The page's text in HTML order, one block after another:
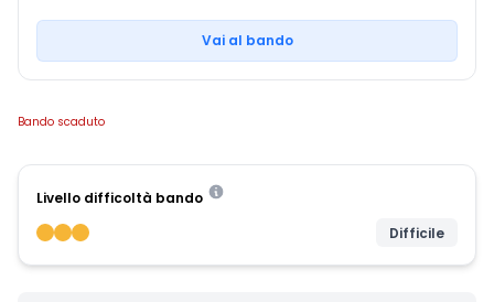
Vai al bando
Bando scaduto
Livello difficoltà bando
Difficile